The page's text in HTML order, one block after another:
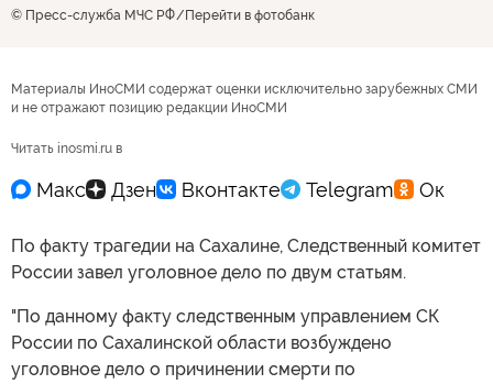
© Пресс-служба МЧС РФ Перейти в фотобанк
Материалы ИноСМИ содержат оценки исключительно зарубежных СМИ
и не отражают позицию редакции ИноСМИ
Читать inosmi.ru в
По факту трагедии на Сахалине, Следственный комитет
России завел уголовное дело по двум статьям.
"По данному факту следственным управлением СК
России по Сахалинской области возбуждено
уголовное дело о причинении смерти по